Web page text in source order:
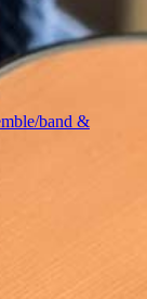
band &